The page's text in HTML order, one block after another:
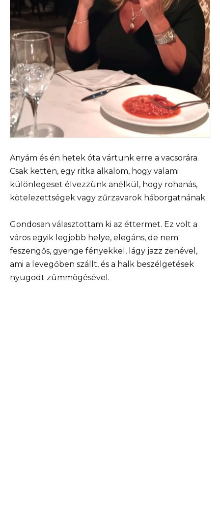
Anyám és én hetek óta vártunk erre a vacsorára.
Csak ketten, egy ritka alkalom, hogy valami
különlegeset élvezzünk anélkül, hogy rohanás,
kötelezettségek vagy zűrzavarok háborgatnának.
Gondosan választottam ki az éttermet. Ez volt a
város egyik legjobb helye, elegáns, de nem
feszengős, gyenge fényekkel, lágy jazz zenével,
ami a levegőben szállt, és a halk beszélgetések
nyugodt zümmögésével.